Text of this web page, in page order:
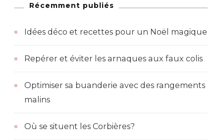
Récemment publiés
Idées déco et recettes pour un Noël magique
Repérer et éviter les arnaques aux faux colis
Optimiser sa buanderie avec des rangements
malins
Où se situent les Corbières?